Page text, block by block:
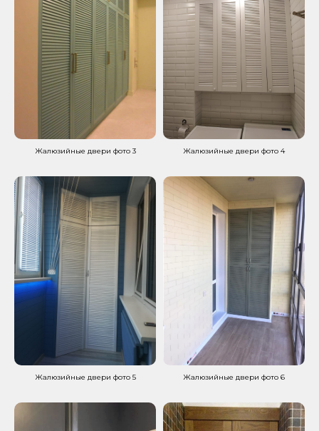
Жалюзийные двери фото 3 Жалюзийные двери фото 4
Жалюзийные двери фото 5 Жалюзийные двери фото 6